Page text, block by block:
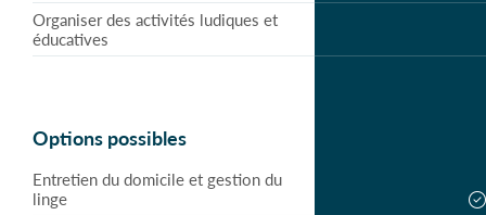
Organiser des activités ludiques et
éducatives
Options possibles
Entretien du domicile et gestion du
linge